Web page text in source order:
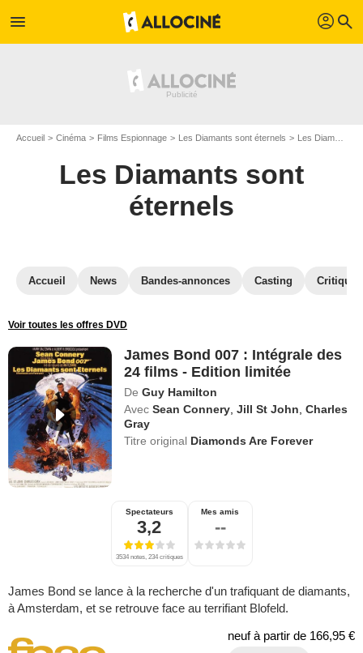
menu profil search
Accueil Cinéma Films Espionnage Les Diamants sont éternels Les Diamants sont éternels en DVD
Les Diamants sont
éternels
Accueil News Bandes-annonces Casting
Voir toutes les offres DVD
James Bond 007 : Intégrale des
24 films - Edition limitée
De Guy Hamilton
Avec Sean Connery ,Jill St John ,Charles
Gray
Titre original Diamonds Are Forever
Spectateurs
3,2
3534 notes, 234 critiques
Mes amis
--
James Bond se lance à la recherche d'un trafiquant de diamants,
à Amsterdam, et se retrouve face au terrifiant Blofeld.
neuf à partir de 166,95 €